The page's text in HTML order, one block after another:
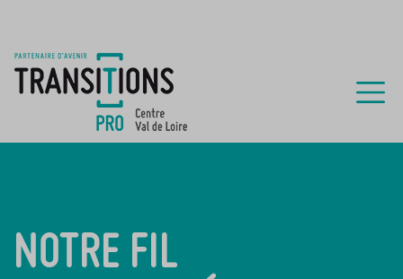
NOTRE FIL